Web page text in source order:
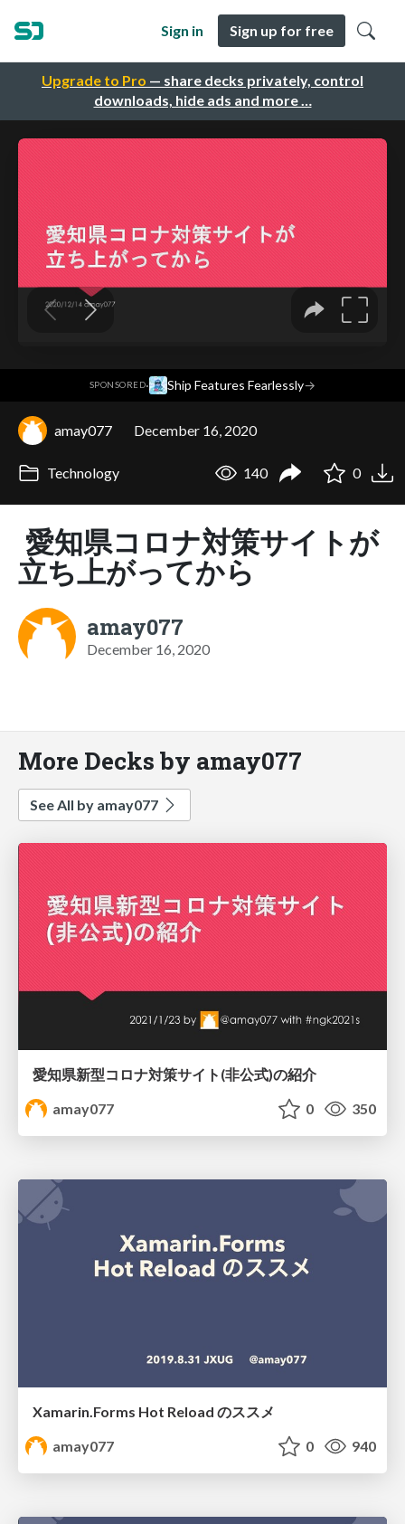
Upgrade to Pro — share decks privately, control
downloads, hide ads and more …
Sign in Sign up for free
SPONSORED· Ship Features Fearlessly→
amay077 December 16, 2020
Technology 140 0
愛知県コロナ対策サイトが
立ち上がってから
amay077
December 16, 2020
More Decks by amay077
See All by amay077
愛知県新型コロナ対策サイト(非公式)の紹介
amay077
0 350
Xamarin.Forms Hot Reload のススメ
amay077
0 940